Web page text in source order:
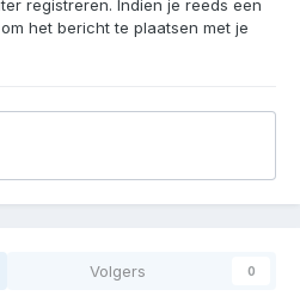
registreren. Indien je reeds een
om het bericht te plaatsen met je
Volgers 0